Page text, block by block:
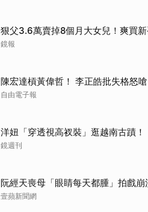
狠父3.6萬賣掉8個月大女兒！爽買
鏡報
陳宏達槓黃偉哲！ 李正皓批失格怒
自由電子報
洋妞「穿透視高衩裝」逛越南古蹟
鏡週刊
阮經天喪母「眼睛每天都腫」拍戲
壹蘋新聞網